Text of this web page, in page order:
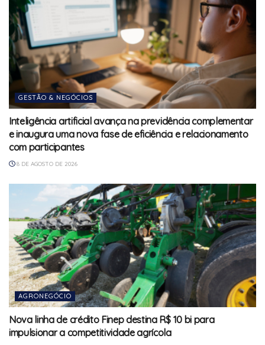
GESTÃO & NEGÓCIOS
Inteligência artificial avança na previdência complementar
e inaugura uma nova fase de eficiência e relacionamento
com participantes
8 DE AGOSTO DE 2026
AGRONEGÓCIO
Nova linha de crédito Finep destina R$ 10 bi para
impulsionar a competitividade agrícola